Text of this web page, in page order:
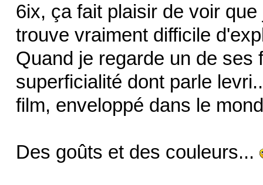
6ix, ça fait plaisir de voir
trouve vraiment difficile
Quand je regarde un de
superficialité dont parle
film, enveloppé dans le
Des goûts et des couleurs...